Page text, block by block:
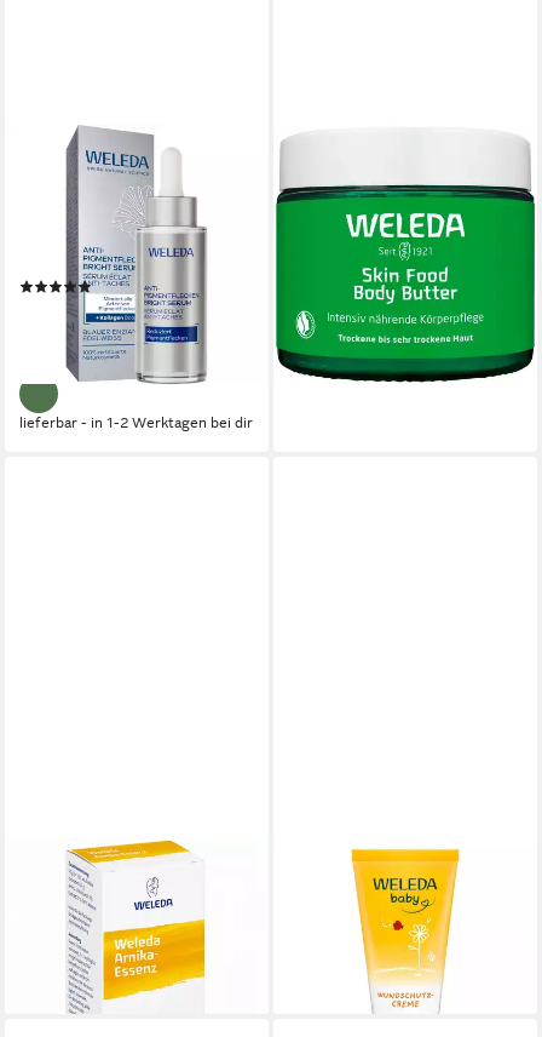
WELEDA
Gesichtsserum ANTI-
PIGMENTFLECKEN BRIGHT
SERUM, weniger
Pigmentflecken, mehr
Kollagen (4)
ab 20,99 € UVP27,95 €
(699,67 €/ 1 l)
lieferbar - in 1-2 Werktagen bei dir
Butter, 150 ml
lieferbar zum Erscheinungstermin
WELEDA
Hautcreme WELEDA Arnika
Essenz 50ml PZN 00070880
18,19 €
(363,80 €/ 1 l)
lieferbar - in 3-4 Werktagen bei dir
Körpercreme Baby Calendula
- Wundschutzcreme 30ml
(283,00 €/ 1 l)
lieferbar - in 3-4 Werktagen bei dir